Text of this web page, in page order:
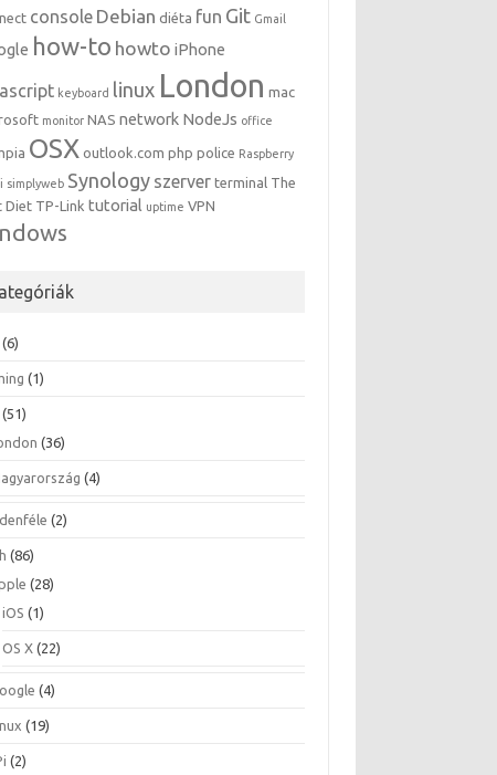
console Debian diéta fun Git Gmail
how-to howto iPhone
keyboard linux London mac
monitor NAS network NodeJs office
OSX outlook.com php police Raspberry
simplyweb Synology szerver terminal The
Diet TP-Link tutorial uptime VPN
(6)
(1)
(51)
(36)
(4)
(2)
(86)
(28)
iOS (1)
OS X (22)
(4)
(19)
(2)